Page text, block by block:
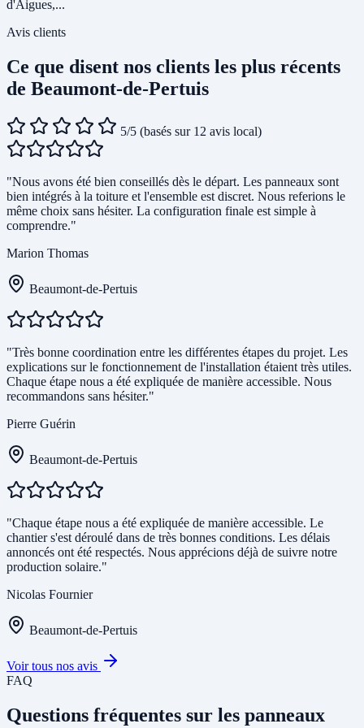
d'Aigues,...
Avis clients
Ce que disent nos clients les plus récents
de Beaumont-de-Pertuis
5/5 (basés sur 12 avis local)
"Nous avons été bien conseillés dès le départ. Les panneaux sont
bien intégrés à la toiture et l'ensemble est discret. Nous referions le
même choix sans hésiter. La configuration finale est simple à
comprendre."
Marion Thomas
Beaumont-de-Pertuis
"Très bonne coordination entre les différentes étapes du projet. Les
explications sur le fonctionnement de l'installation étaient très utiles.
Chaque étape nous a été expliquée de manière accessible. Nous
recommandons sans hésiter."
Pierre Guérin
Beaumont-de-Pertuis
"Chaque étape nous a été expliquée de manière accessible. Le
chantier s'est déroulé dans de très bonnes conditions. Les délais
annoncés ont été respectés. Nous apprécions déjà de suivre notre
production solaire."
Nicolas Fournier
Beaumont-de-Pertuis
Voir tous nos avis
FAQ
Questions fréquentes sur les panneaux